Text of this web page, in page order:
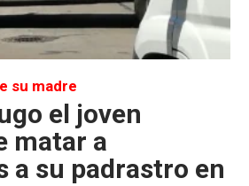
su madre
el joven
matar a
a su padrastro en